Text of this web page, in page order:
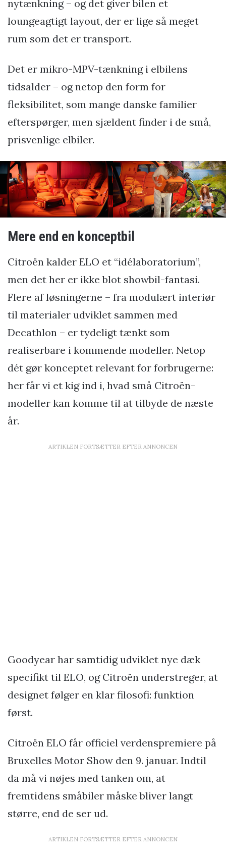
nytænkning – og det giver bilen et
loungeagtigt layout, der er lige så meget
rum som det er transport.
Det er mikro-MPV-tænkning i elbilens
tidsalder – og netop den form for
fleksibilitet, som mange danske familier
efterspørger, men sjældent finder i de små,
prisvenlige elbiler.
Mere end en konceptbil
Citroën kalder ELO et “idélaboratorium”,
men det her er ikke blot showbil-fantasi.
Flere af løsningerne – fra modulært interiør
til materialer udviklet sammen med
Decathlon – er tydeligt tænkt som
realiserbare i kommende modeller. Netop
dét gør konceptet relevant for forbrugerne:
her får vi et kig ind i, hvad små Citroën-
modeller kan komme til at tilbyde de næste
år.
ARTIKLEN FORTSÆTTER EFTER ANNONCEN
Goodyear har samtidig udviklet nye dæk
specifikt til ELO, og Citroën understreger, at
designet følger en klar filosofi: funktion
først.
Citroën ELO får officiel verdenspremiere på
Bruxelles Motor Show den 9. januar. Indtil
da må vi nøjes med tanken om, at
fremtidens småbiler måske bliver langt
større, end de ser ud.
ARTIKLEN FORTSÆTTER EFTER ANNONCEN